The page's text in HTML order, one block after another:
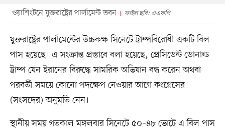
ওয়াশিংটনে যুক্তরাষ্ট্রের পার্লামেন্ট ভবন ফাইল ছবি: এএফপি
যুক্তরাষ্ট্রের পার্লামেন্টের উচ্চকক্ষ সিনেটে ট্রাম্পবিরোধী একটি বিল
পাস হয়েছে। এ সংক্রান্ত প্রস্তাবে বলা হয়েছে, প্রেসিডেন্ট ডোনাল্ড
ট্রাম্প যেন ইরানের বিরুদ্ধে সামরিক অভিযান বন্ধ করেন অথবা
পরবর্তী সময়ে কোনো পদক্ষেপ নেওয়ার আগে কংগ্রেসের
(সংসদের) অনুমতি নেন।
স্থানীয় সময় গতকাল মঙ্গলবার সিনেটে ৫০–৪৮ ভোটে এ বিল পাস